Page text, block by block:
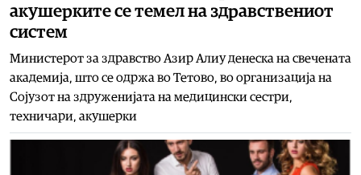
акушерките се темел на здравствениот
систем
Министерот за здравство Азир Алиу денеска на свечената
академија, што се одржа во Тетово, во организација на
Сојузот на здруженијата на медицински сестри,
техничари, акушерки